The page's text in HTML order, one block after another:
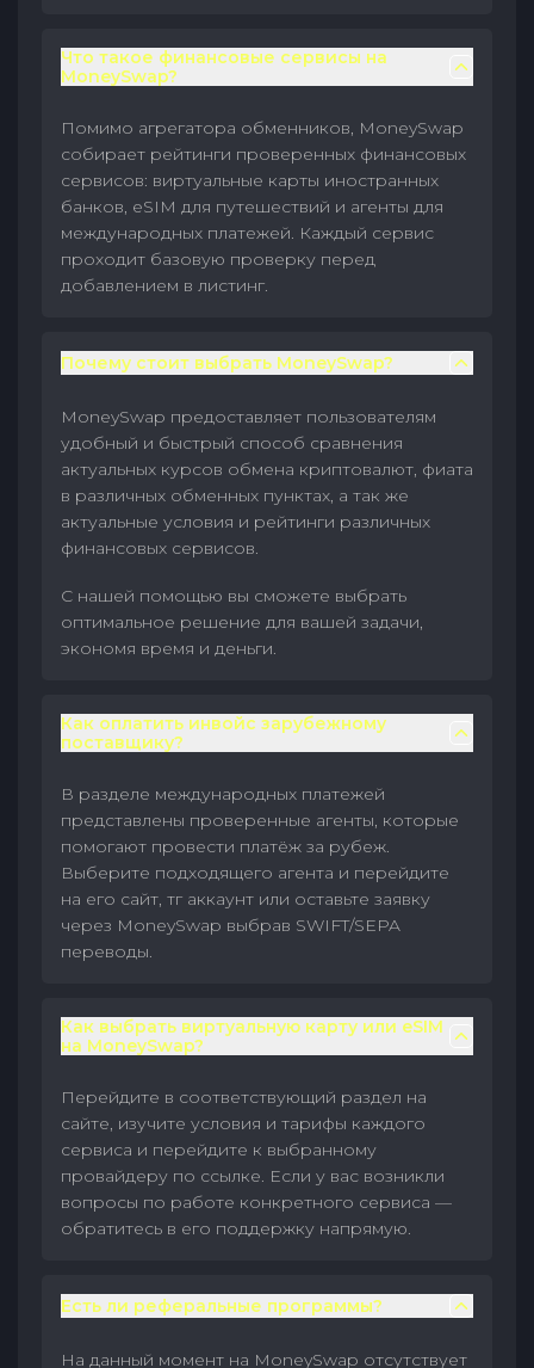
Что такое финансовые сервисы на
MoneySwap?
Помимо агрегатора обменников, MoneySwap
собирает рейтинги проверенных финансовых
сервисов: виртуальные карты иностранных
банков, eSIM для путешествий и агенты для
международных платежей. Каждый сервис
проходит базовую проверку перед
добавлением в листинг.
Почему стоит выбрать MoneySwap?
MoneySwap предоставляет пользователям
удобный и быстрый способ сравнения
актуальных курсов обмена криптовалют, фиата
в различных обменных пунктах, а так же
актуальные условия и рейтинги различных
финансовых сервисов.
С нашей помощью вы сможете выбрать
оптимальное решение для вашей задачи,
экономя время и деньги.
Как оплатить инвойс зарубежному
поставщику?
В разделе международных платежей
представлены проверенные агенты, которые
помогают провести платёж за рубеж.
Выберите подходящего агента и перейдите
на его сайт, тг аккаунт или оставьте заявку
через MoneySwap выбрав SWIFT/SEPA
переводы.
Как выбрать виртуальную карту или eSIM
на MoneySwap?
Перейдите в соответствующий раздел на
сайте, изучите условия и тарифы каждого
сервиса и перейдите к выбранному
провайдеру по ссылке. Если у вас возникли
вопросы по работе конкретного сервиса —
обратитесь в его поддержку напрямую.
Есть ли реферальные программы?
На данный момент на MoneySwap отсутствует